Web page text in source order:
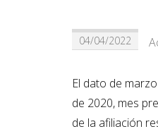
04/04/2022
El dato de
de 2020, mes
de la afiliación